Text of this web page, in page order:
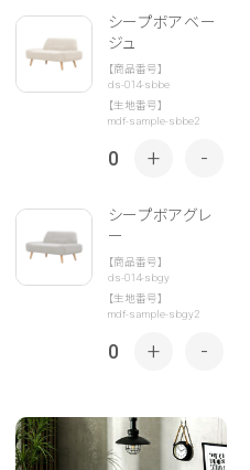
シープボアベー
ジュ
【商品番号】
ds-014-sbbe
【生地番号】
mdf-sample-sbbe2
0 + -
シープボアグレ
ー
【商品番号】
ds-014-sbgy
【生地番号】
mdf-sample-sbgy2
0 + -